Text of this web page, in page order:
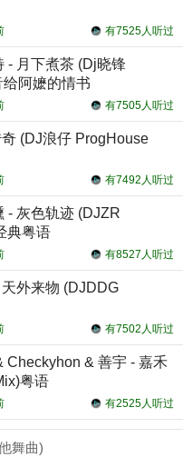
有7525人听过
- 月下煮茶 (Dj晓锋
阿嬷的情书
有7505人听过
(DJ浪仔 ProgHouse
有7492人听过
- 灰色轨迹 (DJZR
典粤语
有8527人听过
天外来物 (DJDDG
有7502人听过
Checkyhon & 善宇 - 嘉禾
粤语
有2525人听过
舞曲)